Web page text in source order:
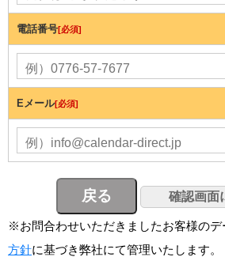
電話番号[必須]
Eメール[必須]
※お問合わせいただきましたお客様のデ
方針に基づき弊社にて管理いたします。